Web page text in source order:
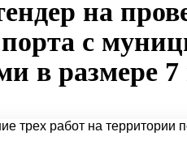
на
с
в размере